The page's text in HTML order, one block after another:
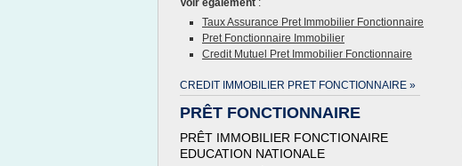
Voir également :
Taux Assurance Pret Immobilier Fonctionnaire
Pret Fonctionnaire Immobilier
Credit Mutuel Pret Immobilier Fonctionnaire
CREDIT IMMOBILIER PRET FONCTIONNAIRE »
PRÊT FONCTIONNAIRE
PRÊT IMMOBILIER FONCTIONAIRE
EDUCATION NATIONALE